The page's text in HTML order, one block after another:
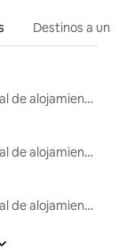
Destinos a un
Renta mensual de alojamientos
Renta mensual de alojamientos
Renta mensual de alojamientos